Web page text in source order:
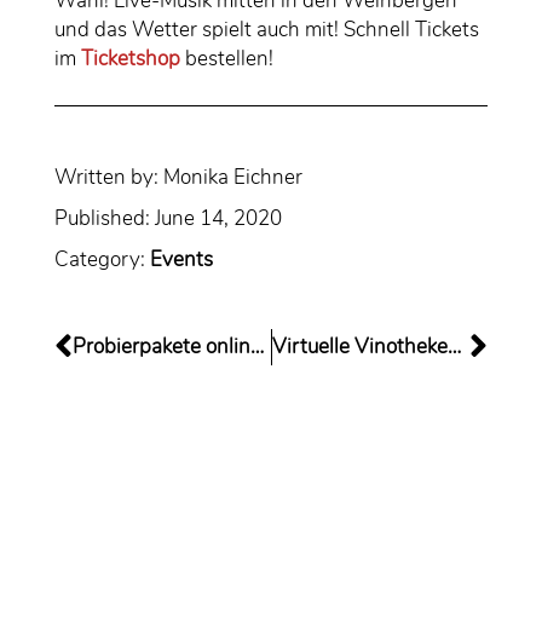
und das Wetter spielt auch mit! Schnell Tickets
im Ticketshop bestellen!
Written by: Monika Eichner
Published: June 14, 2020
Category: Events
Probierpakete online bestellen… Virtuelle Vinothekentour durch den Rheingau am 27. Juni